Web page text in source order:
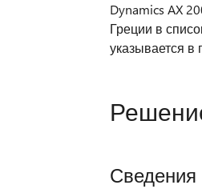
Dynamics AX
Греции в
указывается в
Сведения